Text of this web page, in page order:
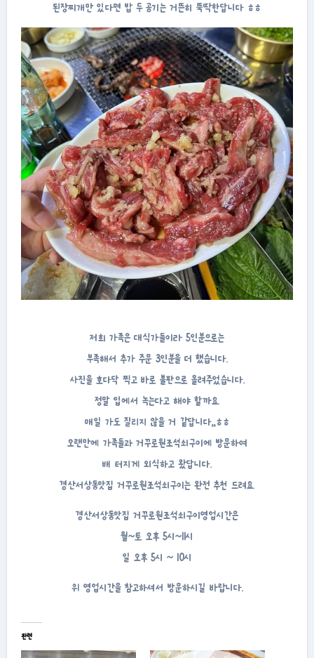
된장찌개만 있다면 밥 두 공기는 거뜬히 뚝딱한답니다 ㅎㅎ
저희 가족은 대식가들이라 5인분으로는
부족해서 추가 주문 3인분을 더 했습니다.
사진을 호다닥 찍고 바로 불판으로 올려주었습니다.
정말 입에서 녹는다고 해야 할까요.
매일 가도 질리지 않을 거 같답니다,,ㅎㅎ
오랜만에 가족들과 거꾸로원조석쇠구이에 방문하여
배 터지게 외식하고 왔답니다.
경산서상동맛집 거꾸로원조석쇠구이는 완전 추천 드려요.
경산서상동맛집 거꾸로원조석쇠구이영업시간은
월~토 오후 5시~11시
일 오후 5시 ~ 10시
위 영업시간을 참고하셔서 방문하시길 바랍니다.
관련